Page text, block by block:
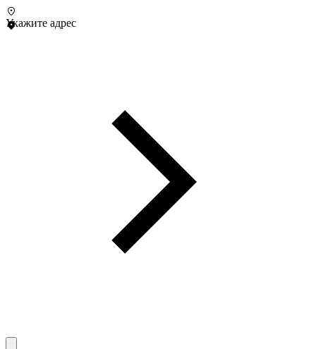
Укажите адрес